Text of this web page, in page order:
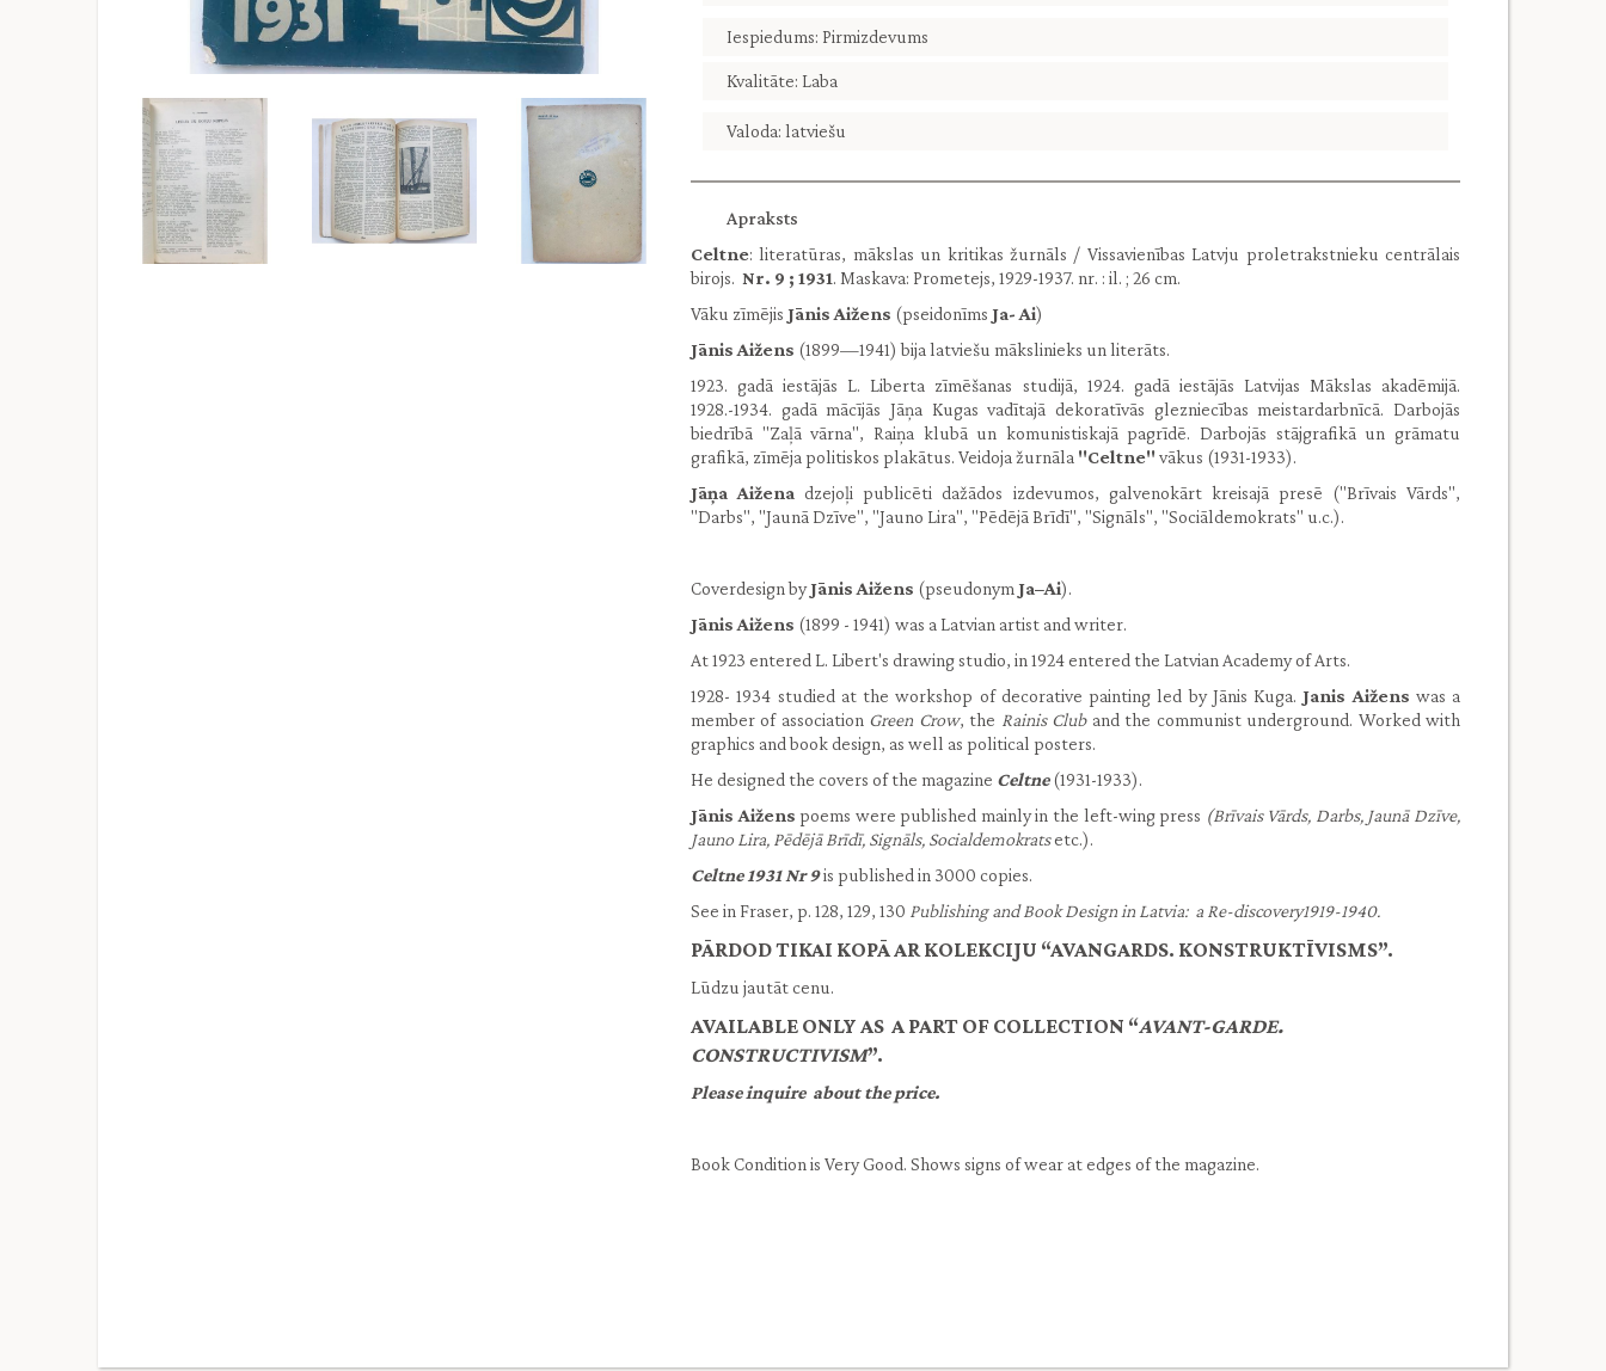
Iespiedums: Pirmizdevums
Kvalitāte: Laba
Valoda: latviešu
Apraksts
Celtne: literatūras, mākslas un kritikas žurnāls / Vissavienības Latvju proletrakstnieku centrālais
birojs. Nr. 9 ; 1931. Maskava: Prometejs, 1929-1937. nr. : il. ; 26 cm.
Vāku zīmējis Jānis Aižens (pseidonīms Ja- Ai)
Jānis Aižens (1899—1941) bija latviešu mākslinieks un literāts.
1923. gadā iestājās L. Liberta zīmēšanas studijā, 1924. gadā iestājās Latvijas Mākslas akadēmijā.
1928.-1934. gadā mācījās Jāņa Kugas vadītajā dekoratīvās glezniecības meistardarbnīcā. Darbojās
biedrībā "Zaļā vārna", Raiņa klubā un komunistiskajā pagrīdē. Darbojās stājgrafikā un grāmatu
grafikā, zīmēja politiskos plakātus. Veidoja žurnāla "Celtne"vākus (1931-1933).
Jāņa Aižena dzejoļi publicēti dažādos izdevumos, galvenokārt kreisajā presē ("Brīvais Vārds",
"Darbs", "Jaunā Dzīve", "Jauno Lira", "Pēdējā Brīdī", "Signāls", "Sociāldemokrats" u.c.).
Coverdesign byJānis Aižens (pseudonym Ja–Ai).
Jānis Aižens (1899 - 1941) was a Latvian artist and writer.
At 1923 entered L. Libert's drawing studio, in 1924 entered the Latvian Academy of Arts.
1928- 1934 studied at the workshop of decorative painting led by Jānis Kuga. Janis Aižens was a
member of association Green Crow, the Rainis Cluband the communist underground. Worked with
graphics and book design, as well as political posters.
He designed the covers of the magazine Celtne (1931-1933).
Jānis Aižens poems were published mainly in the left-wing press (Brīvais Vārds, Darbs, Jaunā Dzīve,
Jauno Lira, Pēdējā Brīdī, Signāls, Socialdemokratsetc.).
Celtne 1931 Nr 9is published in 3000 copies.
See in Fraser, p. 128, 129, 130 Publishing and Book Design in Latvia: a Re-discovery1919-1940.
PĀRDOD TIKAI KOPĀ AR KOLEKCIJU “AVANGARDS. KONSTRUKTĪVISMS”.
Lūdzu jautāt cenu.
AVAILABLE ONLY AS A PART OF COLLECTION “AVANT-GARDE.
CONSTRUCTIVISM”.
Please inquire about the price.
Book Condition is Very Good. Shows signs of wear at edges of the magazine.